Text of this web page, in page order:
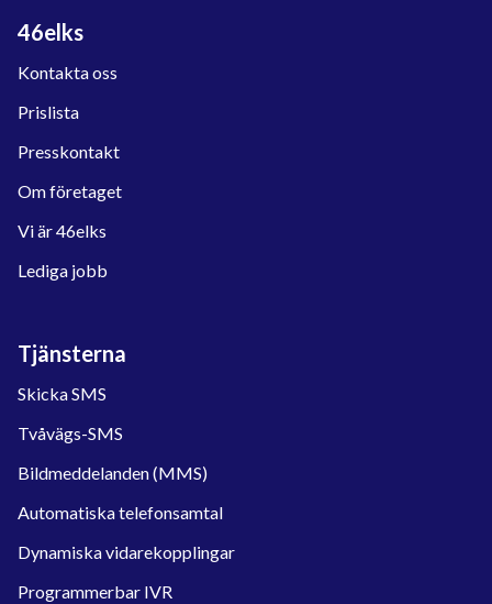
46elks
Kontakta oss
Prislista
Presskontakt
Om företaget
Vi är 46elks
Lediga jobb
Tjänsterna
Skicka SMS
Tvåvägs-SMS
Bildmeddelanden (MMS)
Automatiska telefonsamtal
Dynamiska vidarekopplingar
Programmerbar IVR